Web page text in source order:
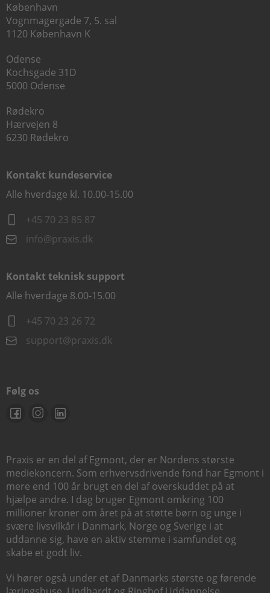
København
Vognmagergade 7, 5. sal
1120 København K
Odense
Kochsgade 31D
5000 Odense
Rødekro
Hærvejen 8
6230 Rødekro
Kontakt kundeservice
Alle hverdage kl. 10.00-15.00
+45 70 23 85 87
info@praxis.dk
Kontakt teknisk support
Alle hverdage 8.00-15.00
+45 70 23 26 72
support@praxis.dk
Følg os
Praxis er en del af Egmont, der er Nordens største
mediekoncern. Som erhvervsdrivende fond har Egmont i
mere end 100 år brugt en del af overskuddet på at
hjælpe andre. I dag bruger Egmont omkring 100
millioner kroner om året på at støtte børn og unge i
svære livsvilkår i Danmark, Norge og Sverige i at
uddanne sig, have en aktiv stemme i samfundet og
skabe et godt liv.
Vi hører også under et af Danmarks største og førende